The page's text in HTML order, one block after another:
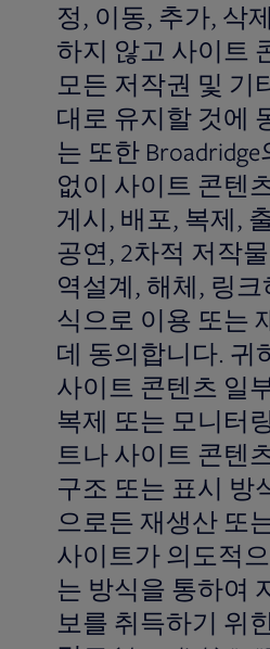
정, 이동, 추가, 삭
하지 않고 사이트
모든 저작권 및 기
대로 유지할 것에
는 또한
없이 사이트 콘텐
게시, 배포, 복제,
공연, 2차적 저작
역설계, 해체, 링
식으로 이용 또는
데 동의합니다. 귀
사이트 콘텐츠 일
복제 또는 모니터
트나 사이트 콘텐
구조 또는 표시 방
으로든 재생산 또
사이트가 의도적
는 방식을 통하여
보를 취득하기 위